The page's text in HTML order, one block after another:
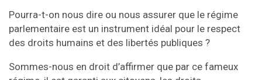
Pourra-t-on nous dire ou nous assurer que le régime
parlementaire est un instrument idéal pour le respect
des droits humains et des libertés publiques ?
Sommes-nous en droit d’affirmer que par ce fameux